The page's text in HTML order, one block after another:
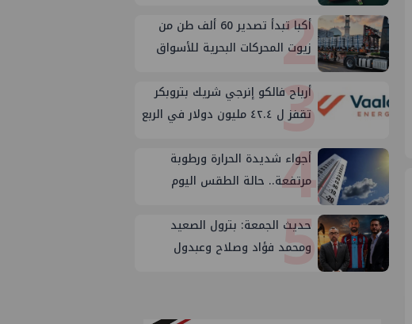
2
أكبا تبدأ تصدير 60 ألف طن من
زيوت المحركات البحرية للأسواق
3
أرباح فالكو إنرجي شريك بتروبكر
تقفز ل ٤٢.٤ مليون دولار في الربع
4
أجواء شديدة الحرارة ورطوبة
مرتفعة.. حالة الطقس اليوم
5
حديث الجمعة: بترول الصعيد
ومحمد فؤاد وصلاح وعبدول